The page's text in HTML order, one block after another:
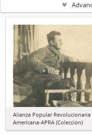
Alianza Popular Revolucionaria
Americana-APRA (Colección)